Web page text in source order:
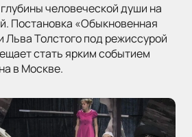
человеческой души на
Постановка «Обыкновенная
Льва Толстого под режиссурой
стать ярким событием
в Москве.